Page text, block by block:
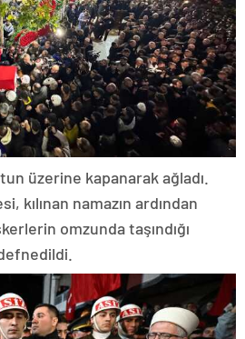
üzerine kapanarak ağladı.
kılınan namazın ardından
omzunda taşındığı